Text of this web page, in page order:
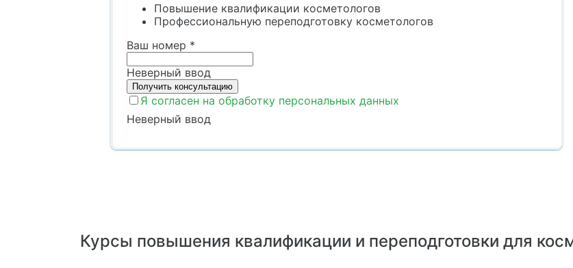
Повышение квалификации косметологов
Профессиональную переподготовку косметологов
Ваш номер *
Неверный ввод
Я согласен на обработку персональных данных
Неверный ввод
Курсы повышения квалификации и переподготовки для